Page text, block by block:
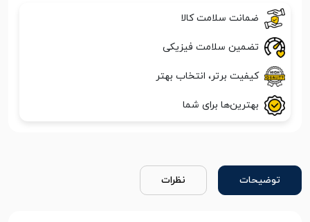
ضمانت سلامت کالا
تضمین سلامت فیزیکی
کیفیت برتر، انتخاب بهتر
بهترین‌ها برای شما
توضیحات نظرات